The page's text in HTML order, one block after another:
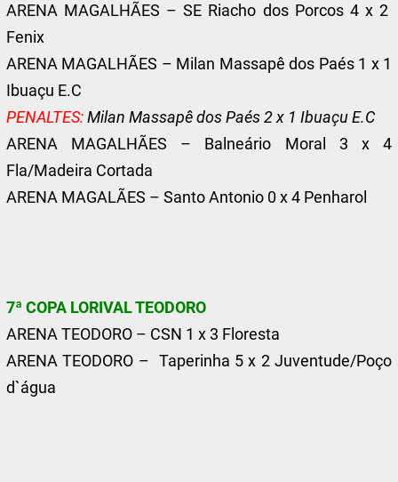
ARENA MAGALHÃES – SE Riacho dos Porcos 4 x 2
Fenix
ARENA MAGALHÃES – Milan Massapê dos Paés 1 x 1
Ibuaçu E.C
PENALTES: Milan Massapê dos Paés 2 x 1 Ibuaçu E.C
ARENA MAGALHÃES – Balneário Moral 3 x 4
Fla/Madeira Cortada
ARENA MAGALÃES – Santo Antonio 0 x 4 Penharol
7ª COPA LORIVAL TEODORO
ARENA TEODORO – CSN 1 x 3 Floresta
ARENA TEODORO – Taperinha 5 x 2 Juventude/Poço
d`água